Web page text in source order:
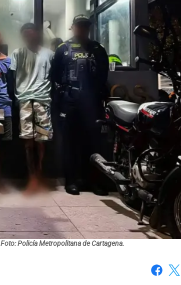
Foto: Policía Metropolitana de Cartagena.